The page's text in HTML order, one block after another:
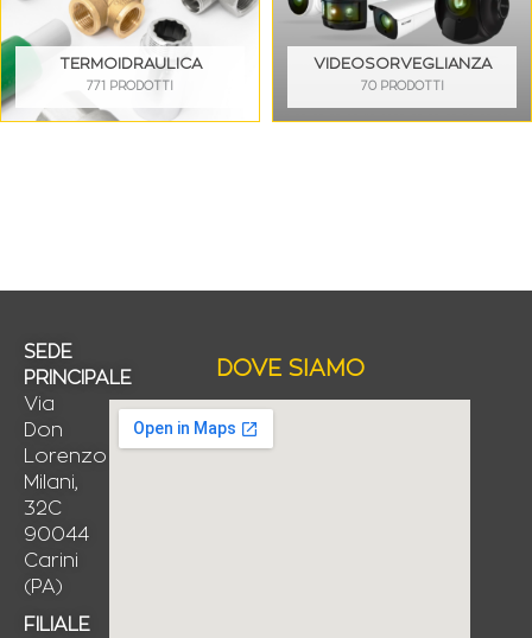
TERMOIDRAULICA
771 PRODOTTI
VIDEOSORVEGLIANZA
70 PRODOTTI
SEDE
PRINCIPALE
Via
Don
Lorenzo
Milani,
32C
90044
Carini
(PA)
FILIALE
DOVE SIAMO